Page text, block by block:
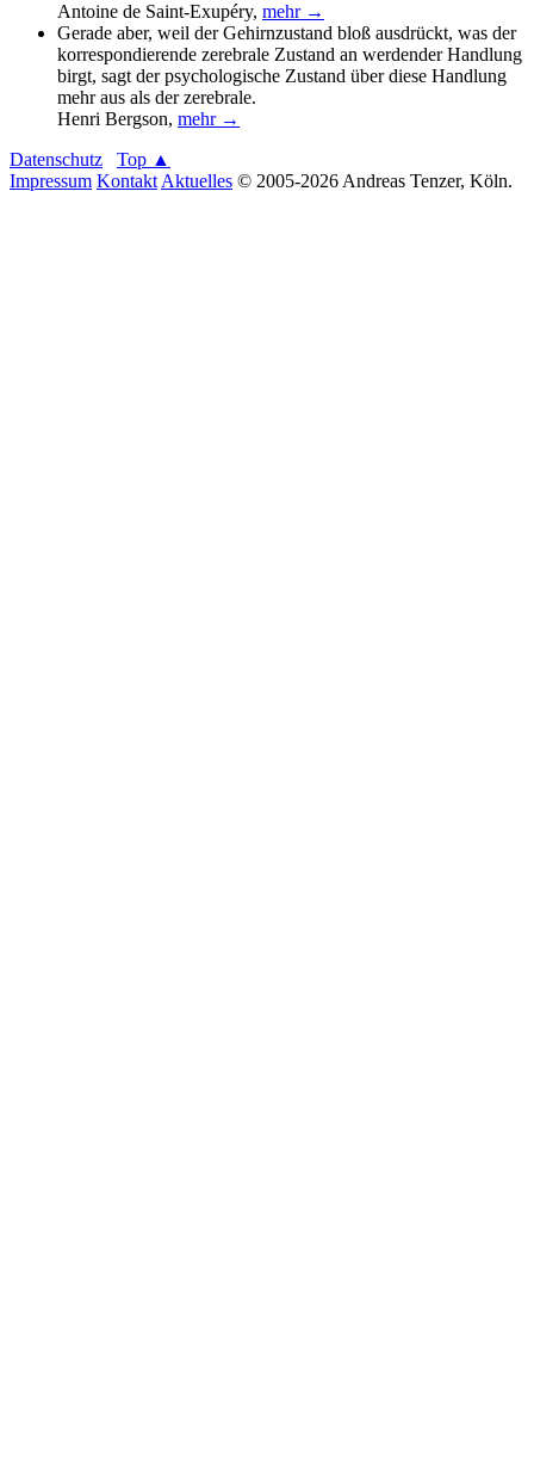
Antoine de Saint-Exupéry, mehr →
Gerade aber, weil der Gehirnzustand bloß ausdrückt, was der
korrespondierende zerebrale Zustand an werdender Handlung
birgt, sagt der psychologische Zustand über diese Handlung
mehr aus als der zerebrale.
Henri Bergson, mehr →
Datenschutz
Top ▲
Impressum Kontakt Aktuelles © 2005-2026 Andreas Tenzer, Köln.